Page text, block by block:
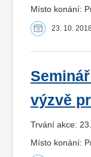
Místo konání:
23. 10.
výzvě
Trvání akce:
Místo konání: